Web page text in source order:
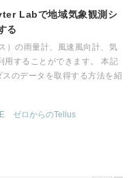
Labで地域気象観測シ
る
）の雨量計、風速風向計、気
用することができます。 本記
のデータを取得する方法を紹
ゼロからのTellus